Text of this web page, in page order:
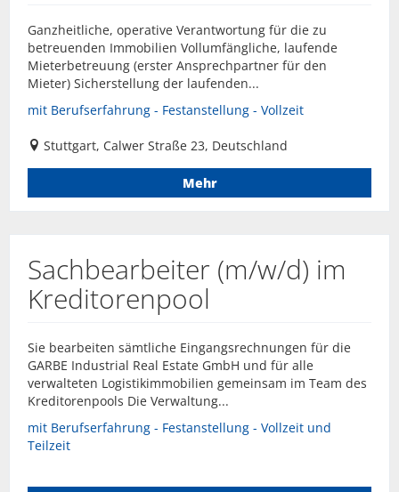
Ganzheitliche, operative Verantwortung für die zu
betreuenden Immobilien Vollumfängliche, laufende
Mieterbetreuung (erster Ansprechpartner für den
Mieter) Sicherstellung der laufenden...
mit Berufserfahrung - Festanstellung - Vollzeit
Stuttgart, Calwer Straße 23, Deutschland
Mehr
Sachbearbeiter (m/w/d) im
Kreditorenpool
Sie bearbeiten sämtliche Eingangsrechnungen für die
GARBE Industrial Real Estate GmbH und für alle
verwalteten Logistikimmobilien gemeinsam im Team des
Kreditorenpools Die Verwaltung...
mit Berufserfahrung - Festanstellung - Vollzeit und
Teilzeit